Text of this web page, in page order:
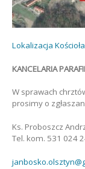
Lokalizacja
KANCELARIA
W sprawach
prosimy o
Ks. Proboszcz
Tel. kom. 531 024